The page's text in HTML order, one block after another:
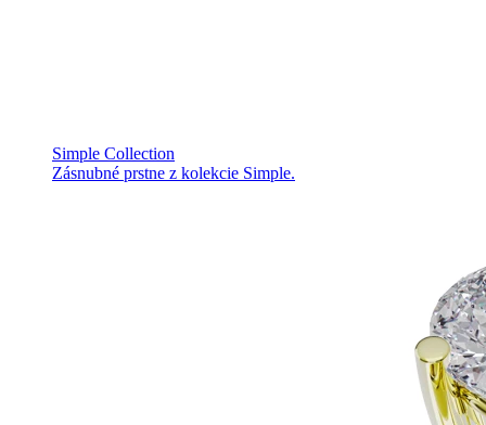
Simple Collection
Zásnubné prstne z kolekcie Simple.